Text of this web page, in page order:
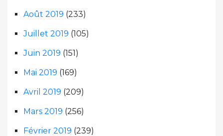
Août 2019 (233)
Juillet 2019 (105)
Juin 2019 (151)
Mai 2019 (169)
Avril 2019 (209)
Mars 2019 (256)
Février 2019 (239)